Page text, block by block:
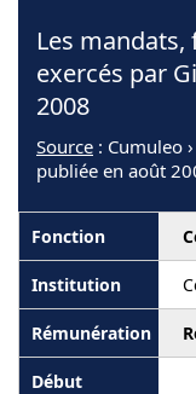
Les
exercés par
2008
Source : Cumuleo
publiée en août